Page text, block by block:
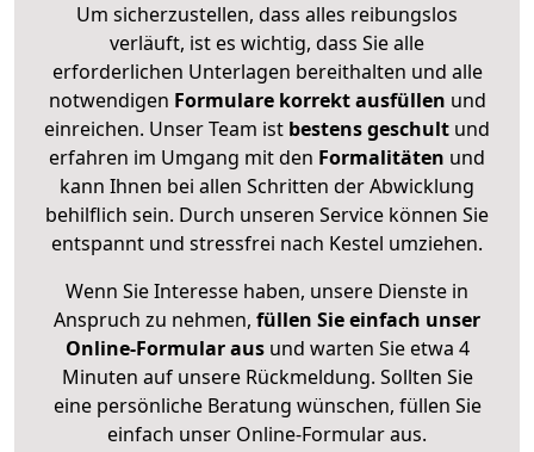
Um sicherzustellen, dass alles reibungslos
verläuft, ist es wichtig, dass Sie alle
erforderlichen Unterlagen bereithalten und alle
notwendigen Formulare korrekt ausfüllen und
einreichen. Unser Team ist bestens geschult und
erfahren im Umgang mit den Formalitäten und
kann Ihnen bei allen Schritten der Abwicklung
behilflich sein. Durch unseren Service können Sie
entspannt und stressfrei nach Kestel umziehen.
Wenn Sie Interesse haben, unsere Dienste in
Anspruch zu nehmen, füllen Sie einfach unser
Online-Formular ausund warten Sie etwa 4
Minuten auf unsere Rückmeldung. Sollten Sie
eine persönliche Beratung wünschen, füllen Sie
einfach unser Online-Formular aus.